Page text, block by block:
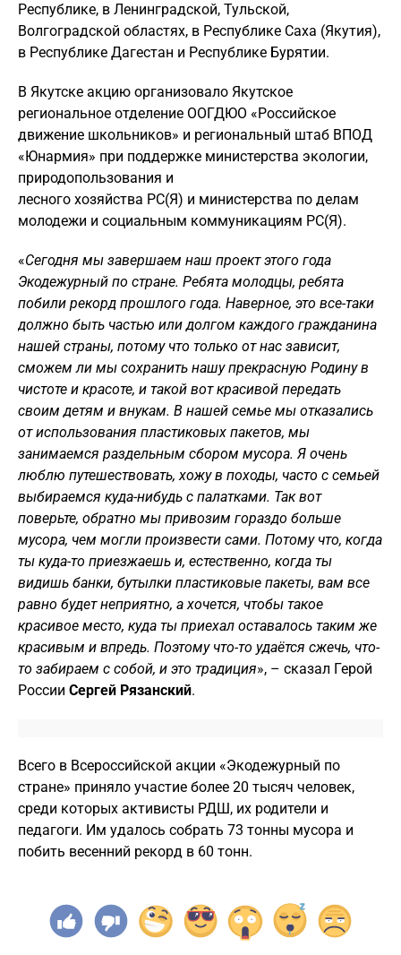
Республике, в Ленинградской, Тульской,
Волгоградской областях, в Республике Саха (Якутия),
в Республике Дагестан и Республике Бурятии.
В Якутске акцию организовало Якутское
региональное отделение ООГДЮО «Российское
движение школьников» и региональный штаб ВПОД
«Юнармия» при поддержке министерства экологии,
природопользования и
лесного хозяйства РС(Я) и министерства по делам
молодежи и социальным коммуникациям РС(Я).
«Сегодня мы завершаем наш проект этого года
Экодежурный по стране. Ребята молодцы, ребята
побили рекорд прошлого года. Наверное, это все-таки
должно быть частью или долгом каждого гражданина
нашей страны, потому что только от нас зависит,
сможем ли мы сохранить нашу прекрасную Родину в
чистоте и красоте, и такой вот красивой передать
своим детям и внукам. В нашей семье мы отказались
от использования пластиковых пакетов, мы
занимаемся раздельным сбором мусора. Я очень
люблю путешествовать, хожу в походы, часто с семьей
выбираемся куда-нибудь с палатками. Так вот
поверьте, обратно мы привозим гораздо больше
мусора, чем могли произвести сами. Потому что, когда
ты куда-то приезжаешь и, естественно, когда ты
видишь банки, бутылки пластиковые пакеты, вам все
равно будет неприятно, а хочется, чтобы такое
красивое место, куда ты приехал оставалось таким же
красивым и впредь. Поэтому что-то удаётся сжечь, что-
то забираем с собой, и это традиция», – сказал Герой
России Сергей Рязанский.
Всего в Всероссийской акции «Экодежурный по
стране» приняло участие более 20 тысяч человек,
среди которых активисты РДШ, их родители и
педагоги. Им удалось собрать 73 тонны мусора и
побить весенний рекорд в 60 тонн.